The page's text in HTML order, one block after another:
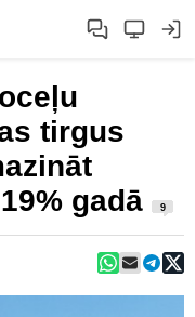
tirgus
gadā
9